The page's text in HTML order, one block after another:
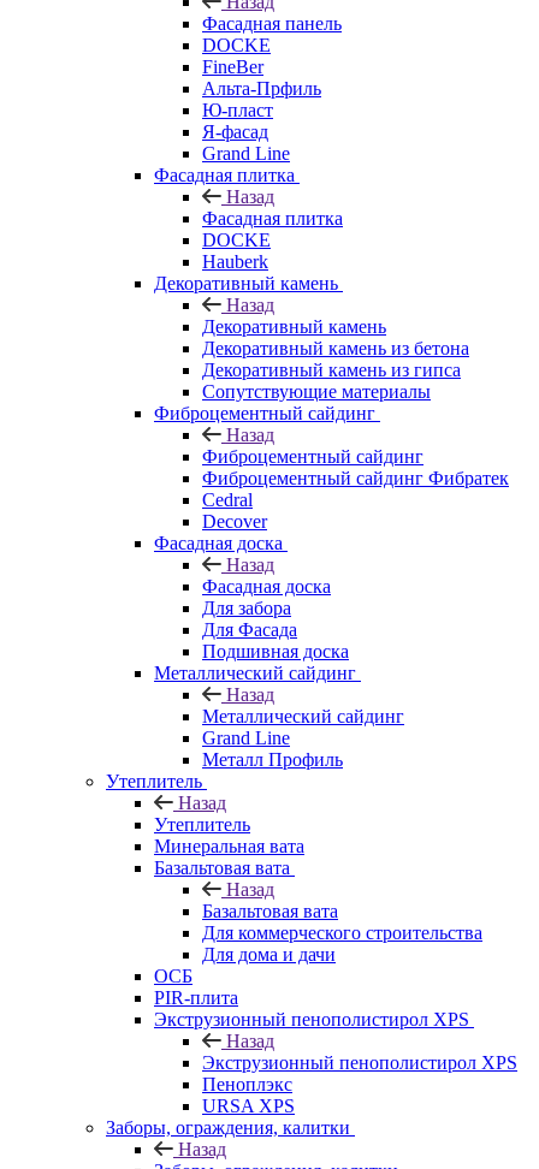
Фасадная панель
DOCKE
FineBer
Альта-Прфиль
Ю-пласт
Я-фасад
Grand Line
Фасадная плитка
Назад
Фасадная плитка
DOCKE
Hauberk
Декоративный камень
Назад
Декоративный камень
Декоративный камень из бетона
Декоративный камень из гипса
Сопутствующие материалы
Фиброцементный сайдинг
Назад
Фиброцементный сайдинг
Фиброцементный сайдинг Фибратек
Cedral
Decover
Фасадная доска
Назад
Фасадная доска
Для забора
Для Фасада
Подшивная доска
Металлический сайдинг
Назад
Металлический сайдинг
Grand Line
Металл Профиль
Утеплитель
Назад
Утеплитель
Минеральная вата
Базальтовая вата
Назад
Базальтовая вата
Для коммерческого строительства
Для дома и дачи
ОСБ
PIR-плита
Экструзионный пенополистирол XPS
Назад
Экструзионный пенополистирол XPS
Пеноплэкс
URSA XPS
Заборы, ограждения, калитки
Назад